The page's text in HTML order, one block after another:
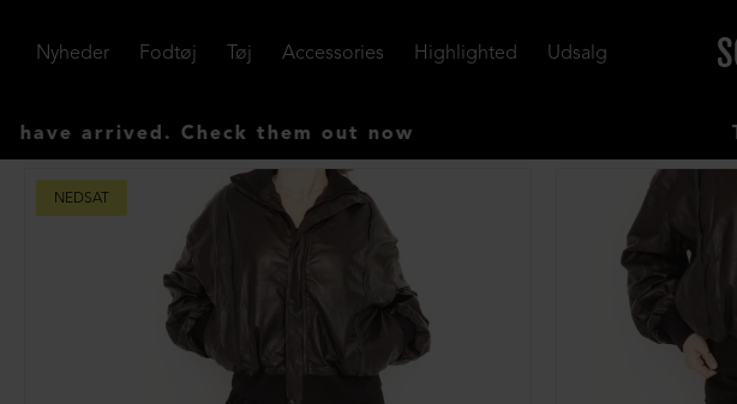
Nyheder Fodtøj Tøj Accessories Highlighted Udsalg
Check them out now The
NEDSAT